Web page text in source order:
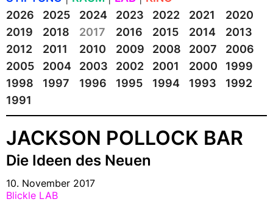
2026
2025 2024 2023 2022 2021
2020
2019
2018 2017 2016 2015 2014
2013
2012
2011 2010 2009 2008 2007
2006
2005
2004 2003 2002 2001 2000
1999
1998
1997 1996 1995 1994 1993
1992
1991
JACKSON POLLOCK BAR
Die Ideen des Neuen
10. November 2017
Blickle LAB